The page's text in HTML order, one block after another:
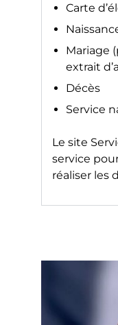
Carte
Mariage
extrait
Décès
Service
Le site
service
réaliser les